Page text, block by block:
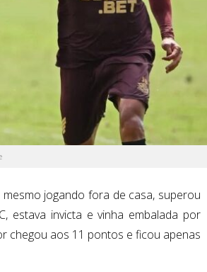
jogando fora de casa, superou
estava invicta e vinha embalada por
chegou aos 11 pontos e ficou apenas